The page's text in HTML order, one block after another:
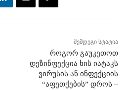
შემდეგი სტატია
როგორ გაუკეთოთ
დეზინფექცია ხის იატაკს
ვირუსის ან ინფექციის
“აფეთქების” დროს –